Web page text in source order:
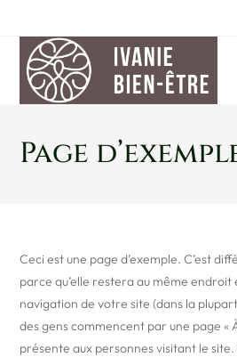
Page
Ceci est une page d’exemple. C’est
parce qu’elle restera au même
navigation de votre site (dans la
des gens commencent par une page «
présente aux personnes visitant le